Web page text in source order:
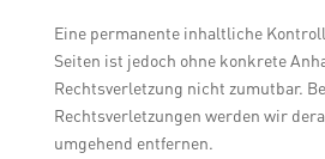
Eine permanente inhaltliche
Seiten ist jedoch ohne konkrete
Rechtsverletzung nicht zumutbar.
Rechtsverletzungen werden wir
umgehend entfernen.